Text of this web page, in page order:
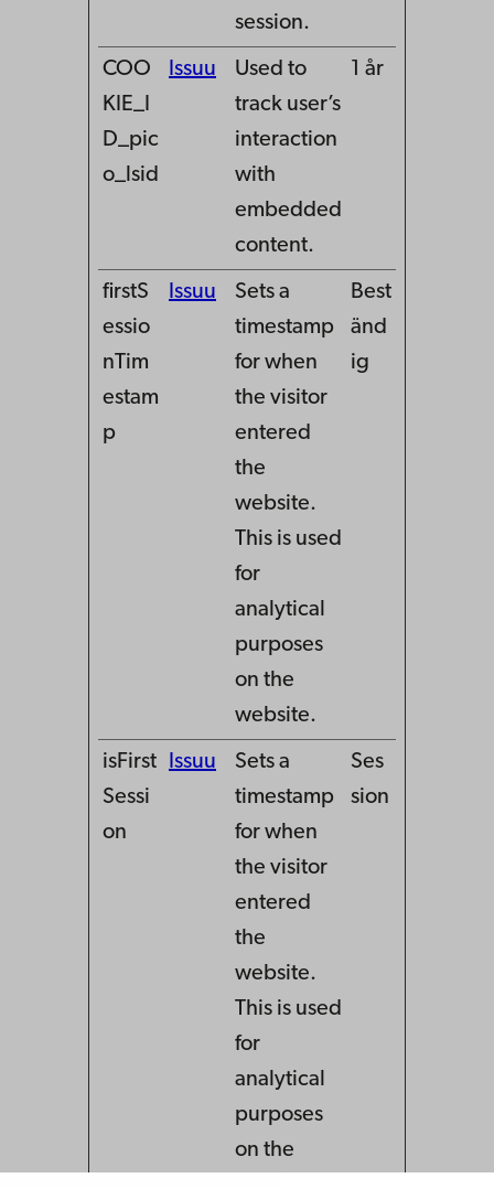
session.
COO
KIE_I
D_pic
o_lsid
Issuu
Used to
track user’s
interaction
with
embedded
content.
1 år
firstS
essio
nTim
estam
p
Issuu
Sets a
timestamp
for when
the visitor
entered
the
website.
This is used
for
analytical
purposes
on the
website.
Best
änd
ig
isFirst
Sessi
on
Issuu
Sets a
timestamp
for when
the visitor
entered
the
website.
This is used
for
analytical
purposes
on the
Ses
sion